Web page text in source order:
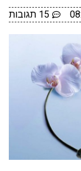
15 תגובות